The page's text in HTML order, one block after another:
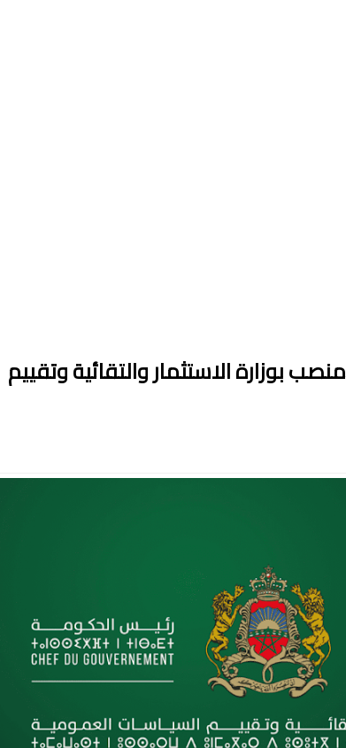
إعلان عن مباراة توظيف 10 منصب بوزارة الاستثمار والتقائية وتقييم